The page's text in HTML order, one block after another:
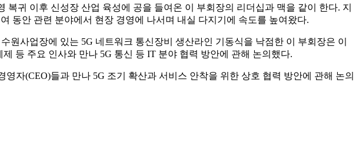
귀 이후 신성장 산업 육성에 공을 들여온 이 부회장의 리더십과 맥을 같이 한다. 지
동안 관련 분야에서 현장 경영에 나서며 내실 다지기에 속도를 높여왔다.
사업장에 있는 5G 네트워크 통신장비 생산라인 기동식을 낙점한 이 부회장은 이
등 주요 인사와 만나 5G 통신 등 IT 분야 협력 방안에 관해 논의했다.
자(CEO)들과 만나 5G 조기 확산과 서비스 안착을 위한 상호 협력 방안에 관해 논의